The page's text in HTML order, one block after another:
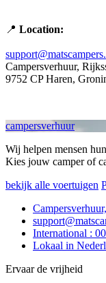
📍
Campersverhuur,
9752 CP Haren,
campersverhuur
Wij helpen mensen
Kies jouw camper of
bekijk alle voertuigen
International :
Lokaal in
Ervaar de vrijheid